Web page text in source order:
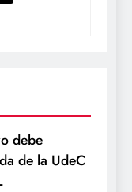
debe
de la UdeC